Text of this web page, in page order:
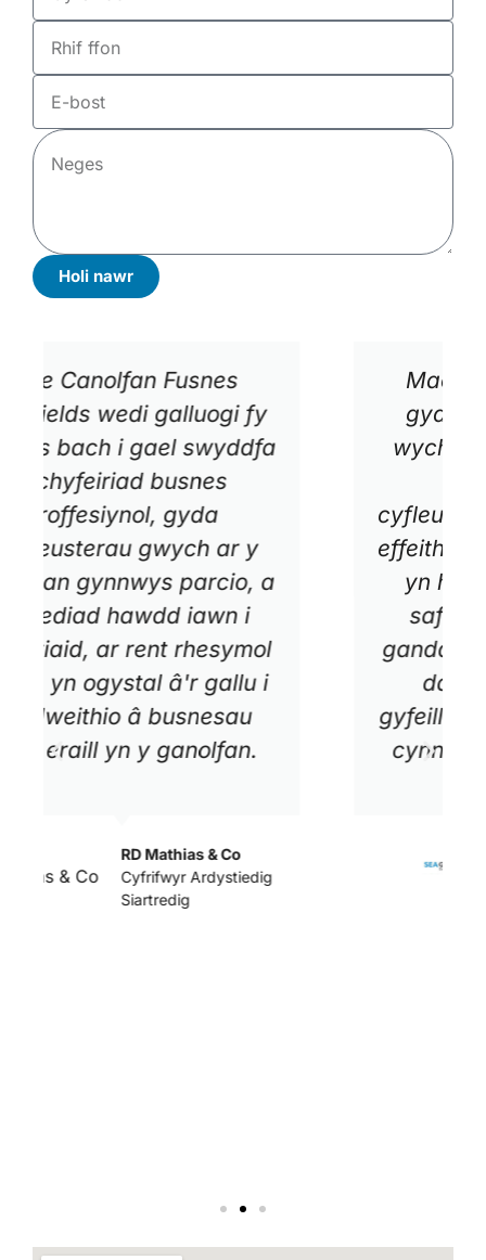
Holi nawr
Mae'n lleoliad delfrydol
gyda chymuned fusnes
wych yng Nghastell-nedd
Port Talbot. Mae
cyfleusterau gwasanaeth yn
effeithlon, yn fforddiadwy ac
yn hygyrch iawn. Mae'r
safle'n ddiogel ac mae
ganddo gyfleusterau parcio
da ac mae'r staff yn
gyfeillgar ac yn effeithlon yn
cynnig help pan fo angen.
Caroline Grey
SEA GREY Design Ltd